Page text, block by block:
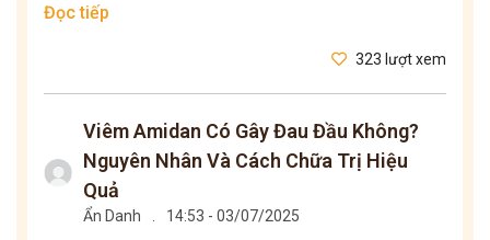
Đọc tiếp
323 lượt xem
Viêm Amidan Có Gây Đau Đầu Không?
Nguyên Nhân Và Cách Chữa Trị Hiệu
Quả
Ẩn Danh . 14:53 - 03/07/2025